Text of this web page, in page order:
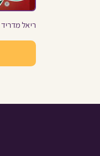
ריאל מדריד